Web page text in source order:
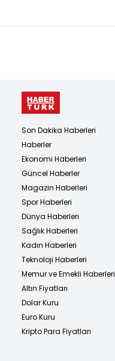
Son Dakika Haberleri
Haberler
Ekonomi Haberleri
Güncel Haberler
Magazin Haberleri
Spor Haberleri
Dünya Haberleri
Sağlık Haberleri
Kadın Haberleri
Teknoloji Haberleri
Memur ve Emekli Haberleri
Altın Fiyatları
Dolar Kuru
Euro Kuru
Kripto Para Fiyatları